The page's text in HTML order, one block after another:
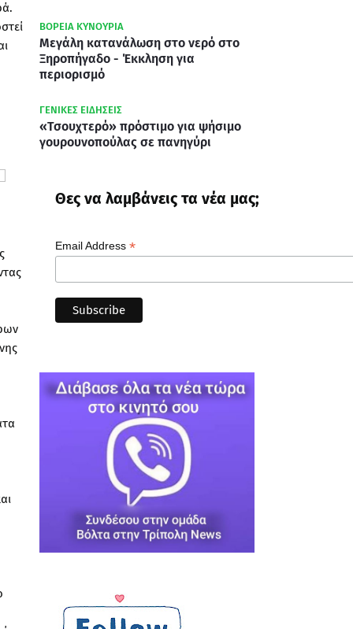
ΒΟΡΕΙΑ ΚΥΝΟΥΡΙΑ
Μεγάλη κατανάλωση στο νερό στο
Ξηροπήγαδο - Έκκληση για
περιορισμό
ΓΕΝΙΚΕΣ ΕΙΔΗΣΕΙΣ
«Τσουχτερό» πρόστιμο για ψήσιμο
γουρουνοπούλας σε πανηγύρι
Θες να λαμβάνεις τα νέα μας;
Email Address *